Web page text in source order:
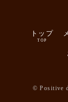
トップ
TOP
© Positive